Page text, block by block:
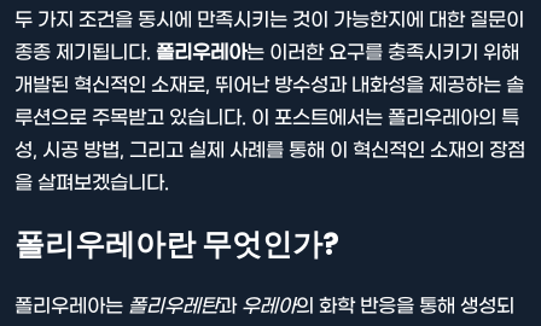
두 가지 조건을 동시에 만족시키는 것이 가능한지에 대한 질문이
종종 제기됩니다. 폴리우레아는 이러한 요구를 충족시키기 위해
개발된 혁신적인 소재로, 뛰어난 방수성과 내화성을 제공하는 솔
루션으로 주목받고 있습니다. 이 포스트에서는 폴리우레아의 특
성, 시공 방법, 그리고 실제 사례를 통해 이 혁신적인 소재의 장점
을 살펴보겠습니다.
폴리우레아란 무엇인가?
폴리우레아는 폴리우레탄과 우레아의 화학 반응을 통해 생성되